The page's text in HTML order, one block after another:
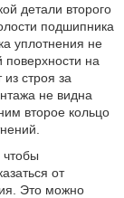
детали второго
подшипника
уплотнения не
поверхности на
строя за
не видна
второе кольцо
чтобы
от
Это можно